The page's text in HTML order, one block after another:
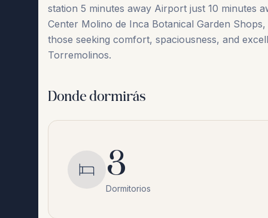
station 5 minutes away Airport just 10 minutes
Center Molino ‌de ‌Inca ‌Botanical ‌Garden
‌those ‌seeking ‌comfort, ‌spaciousness, ‌and
‌Torremolinos.
Donde dormirás
3
Dormitorios